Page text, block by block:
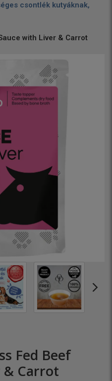
csontlék kutyáknak,
with Liver & Carrot
Fed Beef
& Carrot